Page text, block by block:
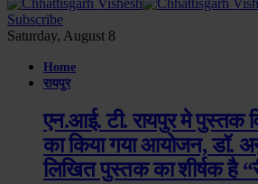
Subscribe
Saturday, August 8
Home
रायपुर
एन.आई. टी. रायपुर मे पुस्तक
का किया गया आयोजन, डॉ.
लिखित पुस्तक का शीर्षक है